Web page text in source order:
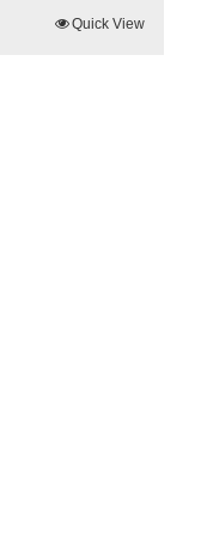
Quick View